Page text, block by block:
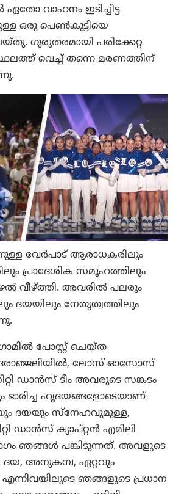
വാഹനം ഇടിച്ചിട്ട
ഒരു പെണ്‍കുട്ടിയെ
ഗുരുതരമായി പരിക്കേറ്റ
വെച്ച് തന്നെ മരണത്തിന്
വേർപാട് ആരാധകരിലും
പ്രാദേശിക സമൂഹത്തിലും
വീഴ്ത്തി. അവരിൽ പലരും
ദയയിലും നേതൃത്വത്തിലും
പോസ്റ്റ് ചെയ്ത
ലോസ് ഓസോസ്
ഡാൻസ് ടീം അവരുടെ സങ്കടം
ഭാരിച്ച ഹൃദയങ്ങളോടെയാണ്
ദയയും സ്നേഹവുമുള്ള,
ഡാൻസ് ക്യാപ്റ്റൻ എമിലി
ഞങ്ങൾ പങ്കിടുന്നത്. അവളുടെ
ദയ, അനുകമ്പ, ഏറ്റവും
ഞങ്ങളുടെ പ്രധാന